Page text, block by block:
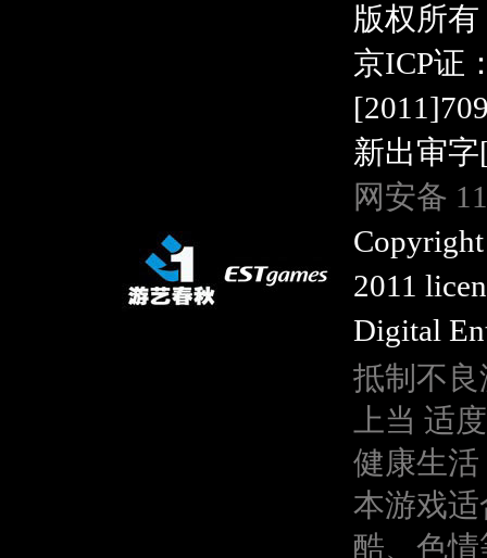
版权所有
京ICP证
新出审
网安备
2011
Digital
抵制不
上当 适
健康生活
本游戏
酷、色